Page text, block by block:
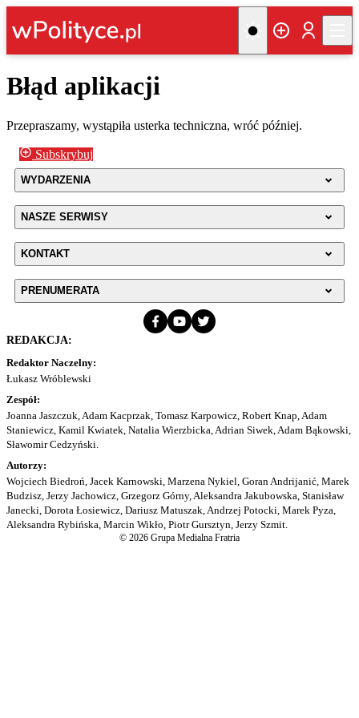
Błąd aplikacji
Przepraszamy, wystąpiła usterka techniczna, wróć później.
Subskrybuj
WYDARZENIA
NASZE SERWISY
KONTAKT
PRENUMERATA
REDAKCJA:
Redaktor Naczelny:
Łukasz Wróblewski
Zespół:
Joanna Jaszczuk, Adam Kacprzak, Tomasz Karpowicz, Robert Knap, Adam
Staniewicz, Kamil Kwiatek, Natalia Wierzbicka, Adrian Siwek, Adam Bąkowski,
Sławomir Cedzyński.
Autorzy:
Wojciech Biedroń, Jacek Karnowski, Marzena Nykiel, Goran Andrijanić, Marek
Budzisz, Jerzy Jachowicz, Grzegorz Górny, Aleksandra Jakubowska, Stanisław
Janecki, Dorota Łosiewicz, Dariusz Matuszak, Andrzej Potocki, Marek Pyza,
Aleksandra Rybińska, Marcin Wikło, Piotr Gursztyn, Jerzy Szmit.
© 2026 Grupa Medialna Fratria